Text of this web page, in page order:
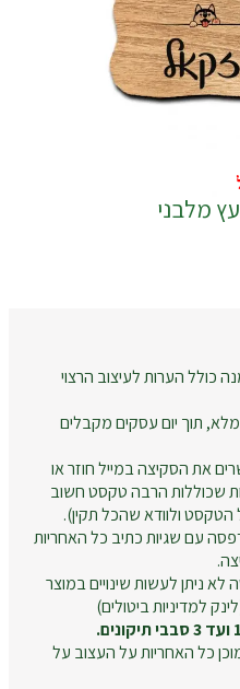
מלבני
כולל הערות לעיצוב הרצוי
תוך יום עסקים מקבלים
את הסקיצה במייל חוזר או
שכוללות הרבה טקסט חשוב
ולוודא שהכל תקין).
עם שגיות כתיב כל האחריות
ניתן לעשות שינויים במוצר
למדיניות ביטולים)
כל האחריות על העצוב על